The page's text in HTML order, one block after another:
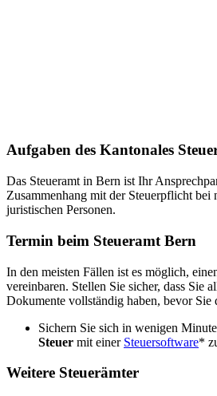
Aufgaben des Kantonales
Das Steueramt in Bern ist Ihr
Zusammenhang mit der Steuerpflicht bei
juristischen Personen.
Termin beim Steueramt Bern
In den meisten Fällen ist es möglich,
vereinbaren. Stellen Sie sicher, dass Sie
Dokumente vollständig haben, bevor Sie
Sichern Sie sich in wenigen
Steuer mit einer Steuersoftware*
Weitere Steuerämter